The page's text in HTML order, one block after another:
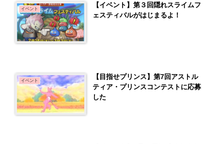
イベント
【イベント】第３回隠れスライムフ
ェスティバルがはじまるよ！
イベント
【目指せプリンス】第7回アストル
ティア・プリンスコンテストに応募
した